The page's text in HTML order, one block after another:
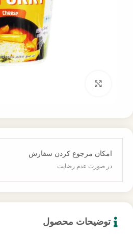
امکان مرجوع کردن سفارش
در صورت عدم رضایت
توضیحات محصول